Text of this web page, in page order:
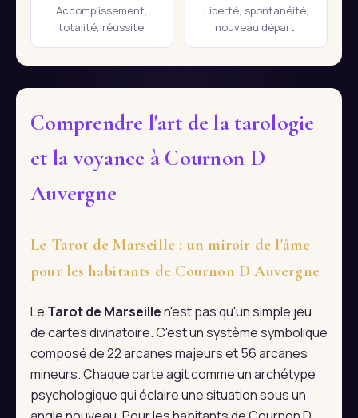
Accomplissement,
totalité, réussite.
Liberté, spontanéité,
nouveau départ.
Comprendre l'art de la tarologie
et la voyance à Cournon D
Auvergne
Le Tarot de Marseille : un miroir de l'âme
pour les habitants de Cournon D Auvergne
Le Tarot de Marseillen'est pas qu'un simple jeu
de cartes divinatoire. C'est un système symbolique
composé de 22 arcanes majeurs et 56 arcanes
mineurs. Chaque carte agit comme un archétype
psychologique qui éclaire une situation sous un